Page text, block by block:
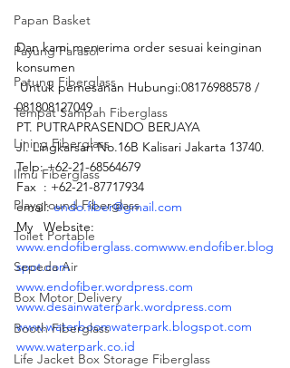
Papan Basket
Payung Parasol
Patung Fiberglass
Tempat Sampah Fiberglass
Lining Fiberglass
Ilmu Fiberglass
Playground Fiberglass
Toilet Portable
Sepeda Air
Box Motor Delivery
Booth Fiberglass
Life Jacket Box Storage Fiberglass
Dan kami menerima order sesuai keinginan
konsumen
Untuk pemesanan Hubungi:08176988578 /
081808127049
PT. PUTRAPRASENDO BERJAYA
Jl. Lingkarsari No.16B Kalisari Jakarta 13740.
Telp: +62-21-68564679
Fax  : +62-21-87717934
email: endo.fiber@gmail.com
My   Website:
www.endofiberglass.comwww.endofiber.blog
spot.com
www.endofiber.wordpress.com
www.desainwaterpark.wordpress.com
www.waterboomwaterpark.blogspot.com
www.waterpark.co.id